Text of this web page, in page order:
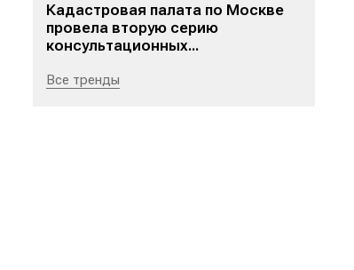
Кадастровая палата по Москве
провела вторую серию
консультационных...
Все тренды